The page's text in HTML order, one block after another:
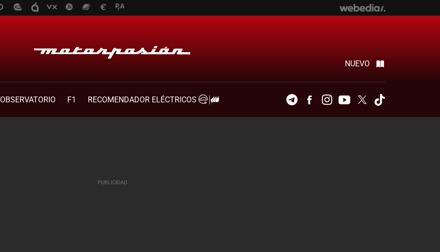
NUEVO
OBSERVATORIO F1
RECOMENDADOR ELÉCTRICOS
TelegramFacebookInstagramYoutubeTwitter